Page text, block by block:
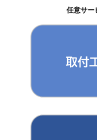
任意サー